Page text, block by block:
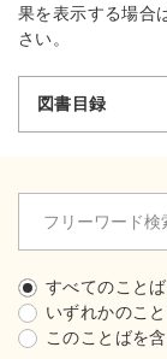
果を表示する場合
さい。
図書目録
すべてのこと
いずれかのこ
このことばを